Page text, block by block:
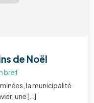
de Noël
bref
la municipalité
une […]